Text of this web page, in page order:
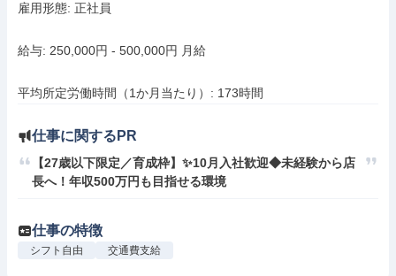
雇用形態: 正社員
給与: 250,000円 - 500,000円 月給
平均所定労働時間（1か月当たり）: 173時間
仕事に関するPR
【27歳以下限定／育成枠】✨10月入社歓迎◆未経験から店
長へ！年収500万円も目指せる環境
仕事の特徴
シフト自由 交通費支給